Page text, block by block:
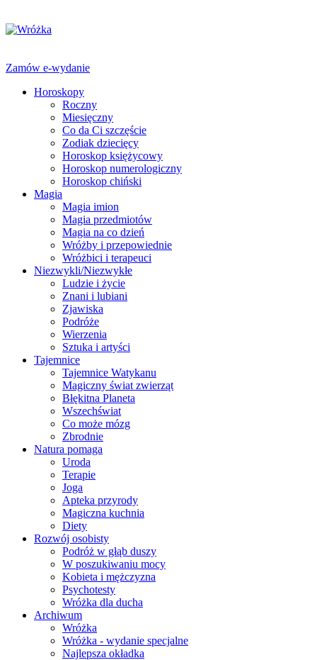
Zamów e-wydanie
Horoskopy
Roczny
Miesięczny
Co da Ci szczęście
Zodiak dziecięcy
Horoskop księżycowy
Horoskop numerologiczny
Horoskop chiński
Magia
Magia imion
Magia przedmiotów
Magia na co dzień
Wróżby i przepowiednie
Wróżbici i terapeuci
Niezwykli/Niezwykłe
Ludzie i życie
Znani i lubiani
Zjawiska
Podróże
Wierzenia
Sztuka i artyści
Tajemnice
Tajemnice Watykanu
Magiczny świat zwierząt
Błękitna Planeta
Wszechświat
Co może mózg
Zbrodnie
Natura pomaga
Uroda
Terapie
Joga
Apteka przyrody
Magiczna kuchnia
Diety
Rozwój osobisty
Podróż w głąb duszy
W poszukiwaniu mocy
Kobieta i mężczyzna
Psychotesty
Wróżka dla ducha
Archiwum
Wróżka
Wróżka - wydanie specjalne
Najlepsza okładka